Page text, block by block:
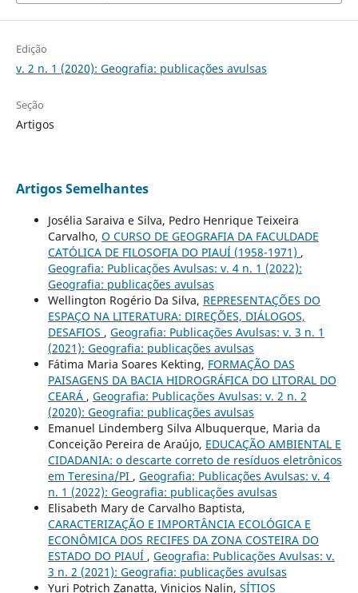
Edição
v. 2 n. 1 (2020): Geografia: publicações avulsas
Seção
Artigos
Artigos Semelhantes
Josélia Saraiva e Silva, Pedro Henrique Teixeira
Carvalho, O CURSO DE GEOGRAFIA DA FACULDADE
CATÓLICA DE FILOSOFIA DO PIAUÍ (1958-1971) ,
Geografia: Publicações Avulsas: v. 4 n. 1 (2022):
Geografia: publicações avulsas
Wellington Rogério Da Silva, REPRESENTAÇÕES DO
ESPAÇO NA LITERATURA: DIREÇÕES, DIÁLOGOS,
DESAFIOS , Geografia: Publicações Avulsas: v. 3 n. 1
(2021): Geografia: publicações avulsas
Fátima Maria Soares Kekting, FORMAÇÃO DAS
PAISAGENS DA BACIA HIDROGRÁFICA DO LITORAL DO
CEARÁ , Geografia: Publicações Avulsas: v. 2 n. 2
(2020): Geografia: publicações avulsas
Emanuel Lindemberg Silva Albuquerque, Maria da
Conceição Pereira de Araújo, EDUCAÇÃO AMBIENTAL E
CIDADANIA: o descarte correto de resíduos eletrônicos
em Teresina/PI , Geografia: Publicações Avulsas: v. 4
n. 1 (2022): Geografia: publicações avulsas
Elisabeth Mary de Carvalho Baptista,
CARACTERIZAÇÃO E IMPORTÂNCIA ECOLÓGICA E
ECONÔMICA DOS RECIFES DA ZONA COSTEIRA DO
ESTADO DO PIAUÍ , Geografia: Publicações Avulsas: v.
3 n. 2 (2021): Geografia: publicações avulsas
Yuri Potrich Zanatta, Vinicios Nalin, SÍTIOS